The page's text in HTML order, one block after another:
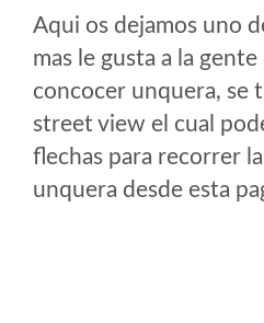
Aqui os dejamos uno
mas le gusta a la gente
concocer unquera, se
street view el cual
flechas para recorrer
unquera desde esta